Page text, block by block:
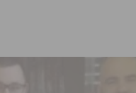
mediante la